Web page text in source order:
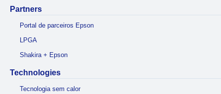
Partners
Portal de parceiros Epson
LPGA
Shakira + Epson
Technologies
Tecnologia sem calor